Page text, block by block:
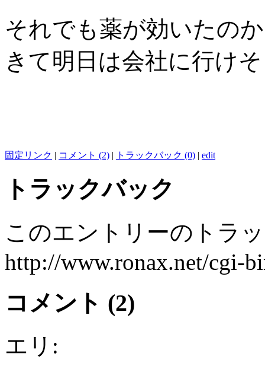
それでも薬が効いたの
きて明日は会社に行け
固定リンク | コメント (2) | トラックバック (0) | edit
トラックバック
このエントリーのトラ
http://www.ronax.net/cgi-
コメント (2)
エリ: